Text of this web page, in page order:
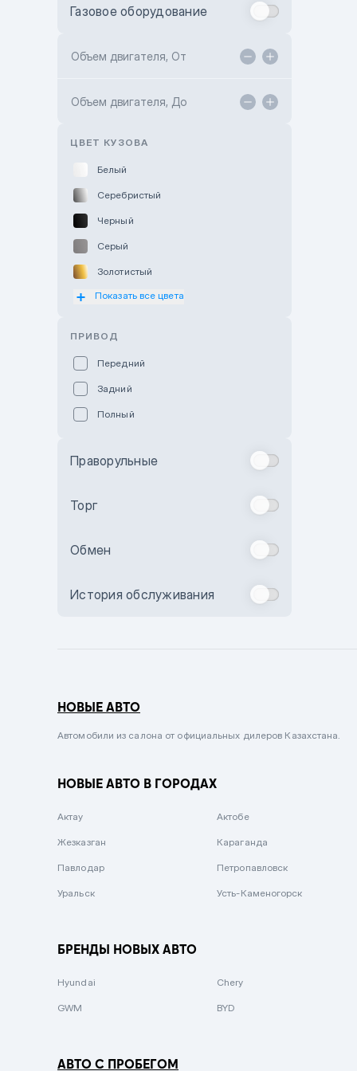
Toyota Kokshetau
Hyundai ShymCity
Газовое оборудование
Объем двигателя, От
Объем двигателя, До
ЦВЕТ КУЗОВА
Белый
Серебристый
Черный
Серый
Золотистый
Оранжевый
Бежевый
Комбинированный
Сиреневый металлик
Вишневый
Зеленый металлик
Показать все цвета
ПРИВОД
Передний
Задний
Полный
Праворульные
Торг
Обмен
История обслуживания
НОВЫЕ АВТО
Автомобили из салона от официальных дилеров Казахстана.
НОВЫЕ АВТО В ГОРОДАХ
Актау Актобе
Жезказган Караганда
Павлодар Петропавловск
Уральск Усть-Каменогорск
БРЕНДЫ НОВЫХ АВТО
Hyundai Chery
GWM BYD
АВТО С ПРОБЕГОМ